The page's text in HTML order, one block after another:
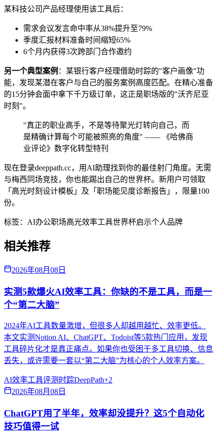
某科技公司产品经理使用该工具后：
需求会议发言命中率从38%提升至79%
季度汇报材料准备时间缩短65%
6个月内获得3次跨部门合作邀约
另一个典型案例 ：某银行客户经理借助时踪的"客户画像"功
能，发现某潜在客户与自己的服务案例高度匹配。在精心准备
的15分钟会面中拿下千万级订单，这正是职场版的"沃齐尼亚
时刻"。
"真正的职业高手，不是等待聚光灯转向自己，而
是精确计算每个可能被照亮的角度" —— 《哈佛商
业评论》数字化转型特刊
现在登录deeppath.cc，用AI助理找到你的最佳射门角度。无需
与梅西同场竞技，你也能踢出自己的世界杯。新用户可领取
「高光时刻设计模板」及「职场能见度诊断报告」，限量100
份。
标签： AI办公职场高光效率工具世界杯启示个人品牌
相关推荐
2026年08月08日
实测5款爆火AI效率工具：你缺的不是工具，而是一
个“第二大脑”
2024年AI工具数量激增，但很多人却越用越忙、效率更低。
本文实测Notion AI、ChatGPT、Todoist等5款热门应用，发现
工具碎片化才是真正痛点。如果你也受困于多工具切换、信息
丢失，或许需要一套以“第二大脑”为核心的个人效率方案。
AI效率工具评测 时踪DeepPath+2
2026年08月08日
ChatGPT用了半年，效率却没提升？这5个自动化
技巧值得一试